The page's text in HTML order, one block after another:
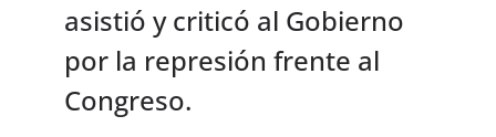
asistió y criticó al Gobierno
por la represión frente al
Congreso.